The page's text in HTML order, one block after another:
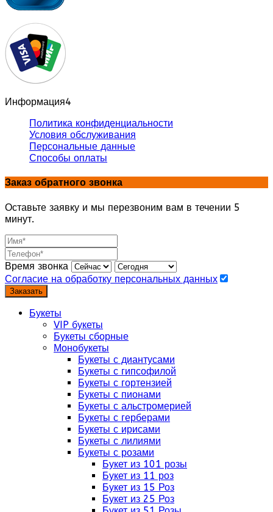
Информация4
Политика конфиденциальности
Условия обслуживания
Персональные данные
Способы оплаты
Заказ обратного звонка
Оставьте заявку и мы перезвоним вам в течении 5
минут.
Время звонка
Согласие на обработку персональных данных
Заказать
Букеты
VIP букеты
Букеты сборные
Монобукеты
Букеты с диантусами
Букеты с гипсофилой
Букеты с гортензией
Букеты с пионами
Букеты с альстромерией
Букеты с герберами
Букеты с ирисами
Букеты с лилиями
Букеты с розами
Букет из 101 розы
Букет из 11 роз
Букет из 15 Роз
Букет из 25 Роз